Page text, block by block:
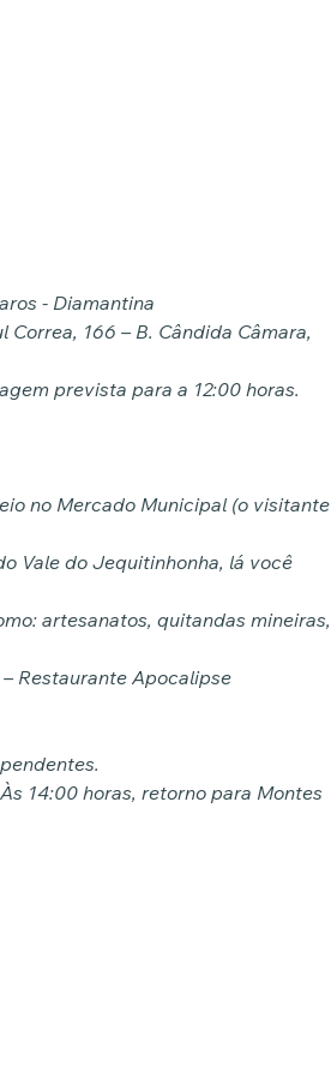
- Diamantina
166 – B. Cândida Câmara,
prevista para a 12:00 horas.
no Mercado Municipal (o visitante
Vale do Jequitinhonha, lá você
artesanatos, quitandas mineiras,
Restaurante Apocalipse
14:00 horas, retorno para Montes